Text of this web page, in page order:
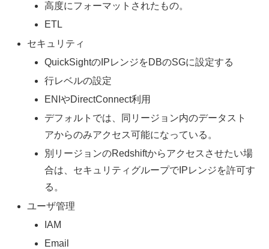
高度にフォーマットされたもの。
ETL
セキュリティ
QuickSightのIPレンジをDBのSGに設定する
行レベルの設定
ENIやDirectConnect利用
デフォルトでは、同リージョン内のデータスト
アからのみアクセス可能になっている。
別リージョンのRedshiftからアクセスさせたい場
合は、セキュリティグループでIPレンジを許可す
る。
ユーザ管理
IAM
Email